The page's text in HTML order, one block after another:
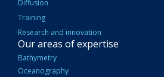
Diffusion
Training
Research and innovation
Our areas of expertise
Bathymetry
Oceanography